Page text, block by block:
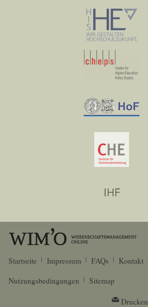
Startseite Impressum FAQs Kontakt
Nutzungsbedingungen
Sitemap
Drucken